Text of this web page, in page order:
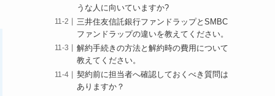
安心の分散投資
＼2024年度17.35%達成！／
うな人に向いていますか?
三井住友信託銀行ファンドラップとSMBC
ファンドラップの違いを教えてください。
解約手続きの方法と解約時の費用について
教えてください。
契約前に担当者へ確認しておくべき質問は
ありますか？